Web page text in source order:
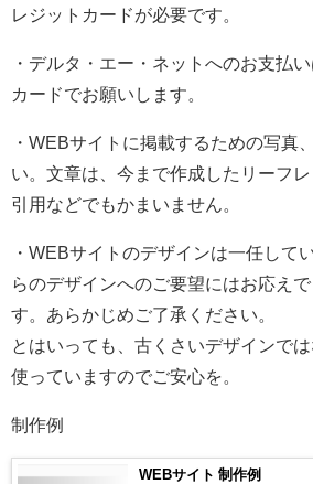
レジットカードが必要です。
・デルタ・エー・ネットへのお支払
カードでお願いします。
・WEBサイトに掲載するための写真
い。文章は、今まで作成したリーフ
引用などでもかまいません。
・WEBサイトのデザインは一任して
らのデザインへのご要望にはお応え
す。あらかじめご了承ください。
とはいっても、古くさいデザインで
使っていますのでご安心を。
制作例
WEBサイト 制作例